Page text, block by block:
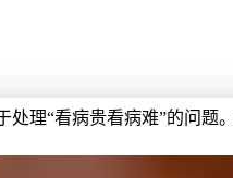
理“看病贵看病难”的问